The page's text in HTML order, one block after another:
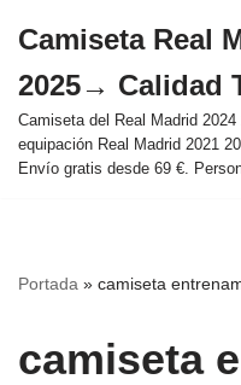
al
contenido
Camiseta Real
2025→ Calidad
Camiseta del Real Madrid
equipación Real Madrid 2021
Envío gratis desde 69 €.
Portada » camiseta
camiseta